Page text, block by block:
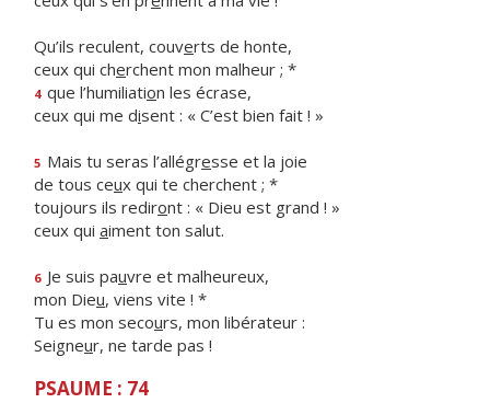
Qu’ils reculent, couverts de honte,
ceux qui cherchent mon malheur ; *
4 que l’humiliation les écrase,
ceux qui me disent : « C’est bien fait ! »
5 Mais tu seras l’allégresse et la joie
de tous ceux qui te cherchent ; *
toujours ils rediront : « Dieu est grand ! »
ceux qui aiment ton salut.
6 Je suis pauvre et malheureux,
mon Dieu, viens vite ! *
Tu es mon secours, mon libérateur :
Seigneur, ne tarde pas !
PSAUME : 74